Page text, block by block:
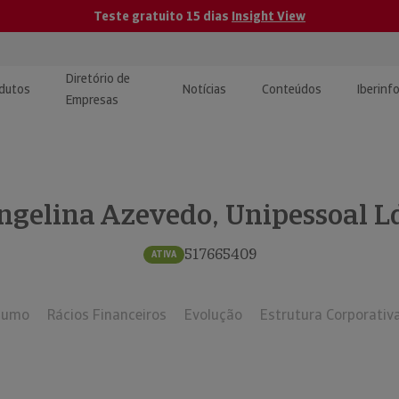
Teste gratuito 15 dias Insight View
e Monitorização de
Diretório de
Empresas
Notícias Conteúdos
| Estudos e
Azevedo, Unipessoal
ATIVA 517665409
Rácios Financeiros Evolução Estrutura Corporativa